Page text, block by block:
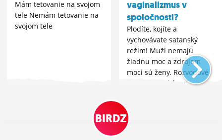
Mám tetovanie na svojom
tele Nemám tetovanie na
svojom tele
vaginalizmus v
spoločnosti?
Plodíte, kojíte a
vychovávate satanský
režim! Muži nemajú
žiadnu moc a zdrojom
moci sú ženy. Rozvodové
mäsiarky, vzťahové
vojna pochoduje za mier?
Vyjadrím sa v kométe
BIRDZ